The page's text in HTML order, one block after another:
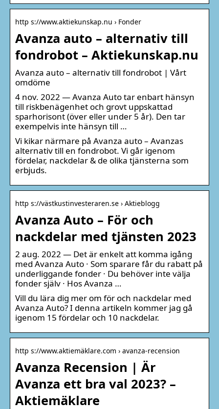
http s://www.aktiekunskap.nu › Fonder
Avanza auto – alternativ till
fondrobot – Aktiekunskap.nu
Avanza auto – alternativ till fondrobot | Vårt
omdöme
4 nov. 2022 — Avanza Auto tar enbart hänsyn
till riskbenägenhet och grovt uppskattad
sparhorisont (över eller under 5 år). Den tar
exempelvis inte hänsyn till …
Vi kikar närmare på Avanza auto – Avanzas
alternativ till en fondrobot. Vi går igenom
fördelar, nackdelar & de olika tjänsterna som
erbjuds.
http s://västkustinvesteraren.se › Aktieblogg
Avanza Auto – För och
nackdelar med tjänsten 2023
2 aug. 2022 — Det är enkelt att komma igång
med Avanza Auto · Som sparare får du rabatt på
underliggande fonder · Du behöver inte välja
fonder själv · Hos Avanza …
Vill du lära dig mer om för och nackdelar med
Avanza Auto? I denna artikeln kommer jag gå
igenom 15 fördelar och 10 nackdelar.
http s://www.aktiemäklare.com › avanza-recension
Avanza Recension | Är
Avanza ett bra val 2023? –
Aktiemäklare